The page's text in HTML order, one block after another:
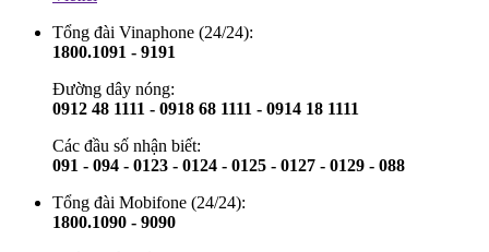
Tổng đài Vinaphone (24/24):
1800.1091 - 9191
Đường dây nóng:
0912 48 1111 - 0918 68 1111 - 0914 18 1111
Các đầu số nhận biết:
091 - 094 - 0123 - 0124 - 0125 - 0127 - 0129 - 088
Tổng đài Mobifone (24/24):
1800.1090 - 9090